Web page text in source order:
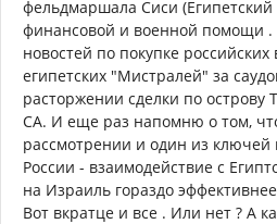
фельдмаршала Сиси (Египетский
финансовой и военной помощи .
новостей по покупке российских
египетских "Мистралей" за
расторжении сделки по острову
СА. И еще раз напомню о том,
рассмотрении и один из ключей
России - взаимодействие с
на Израиль гораздо
Вот вкратце и все . Или нет ? А